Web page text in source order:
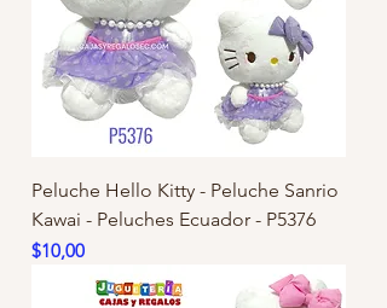
Peluche Hello Kitty - Peluche Sanrio
Kawai - Peluches Ecuador - P5376
Precio
$10,00